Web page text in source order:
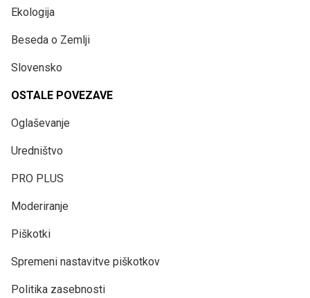
Ekologija
Beseda o Zemlji
Slovensko
OSTALE POVEZAVE
Oglaševanje
Uredništvo
PRO PLUS
Moderiranje
Piškotki
Spremeni nastavitve piškotkov
Politika zasebnosti